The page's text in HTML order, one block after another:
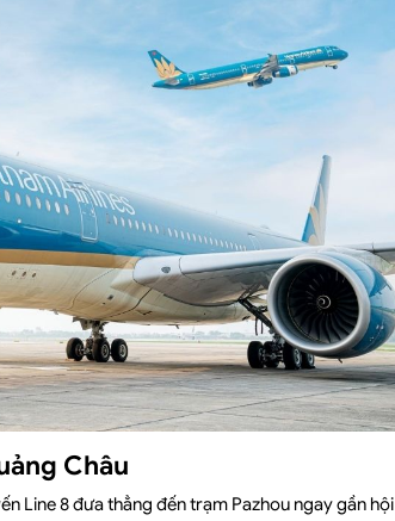
Châu
Line 8 đưa thẳng đến trạm Pazhou ngay gần hội